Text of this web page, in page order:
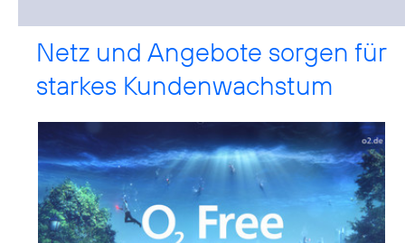
Netz und Angebote sorgen für
starkes Kundenwachstum